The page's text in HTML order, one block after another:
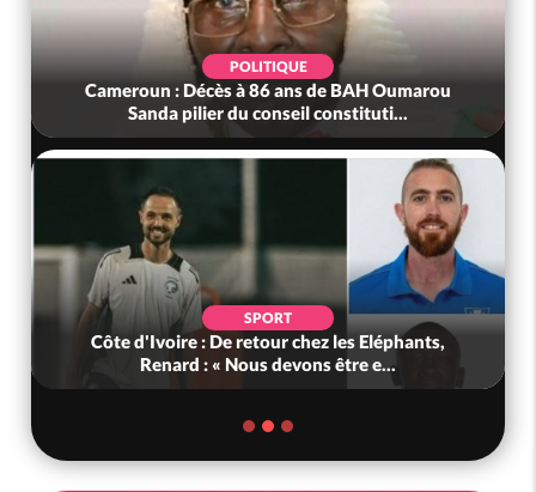
POLITIQUE
Cameroun : Décès à 86 ans de BAH Oumarou
Sanda pilier du conseil constituti...
SPORT
Côte d'Ivoire : De retour chez les Eléphants,
Renard : « Nous devons être e...